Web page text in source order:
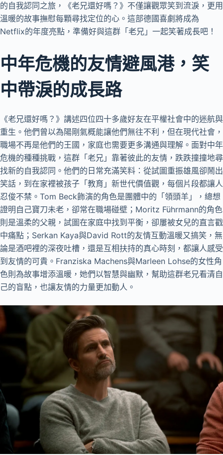
的自我認同之旅，《老兄還好嗎？》不僅讓觀眾笑到流淚，更用
溫暖的故事撫慰每顆尋找定位的心。這部德國喜劇將成為
Netflix的年度亮點，準備好與這群「老兄」一起笑著成長吧！
中年危機的友情避風港，笑
中帶淚的成長路
《老兄還好嗎？》講述四位四十多歲好友在平權社會中的迷航與
重生。他們曾以為陽剛氣概能讓他們無往不利，但在現代社會，
職場不再是他們的王國，家庭也需要更多溝通與理解。面對中年
危機的種種挑戰，這群「老兄」靠著彼此的友情，跌跌撞撞地尋
找新的自我認同。他們的日常充滿笑料：從試圖重振雄風卻鬧出
笑話，到在家裡被孩子「教育」新世代價值觀，每個片段都讓人
忍俊不禁。Tom Beck飾演的角色是團體中的「領頭羊」，總想
證明自己寶刀未老，卻常在職場碰壁；Moritz Führmann的角色
則是溫柔的父親，試圖在家庭中找到平衡，卻屢被女兒的直言戳
中痛點；Serkan Kaya與David Rott的友情互動溫暖又搞笑，無
論是酒吧裡的深夜吐槽，還是互相扶持的真心時刻，都讓人感受
到友情的可貴。Franziska Machens與Marleen Lohse的女性角
色則為故事增添溫暖，她們以智慧與幽默，幫助這群老兄看清自
己的盲點，也讓友情的力量更加動人。